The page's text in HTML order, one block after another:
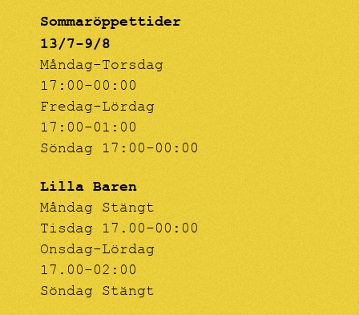
Sommaröppettider
13/7-9/8
Måndag-Torsdag
17:00-00:00
Fredag-Lördag
17:00-01:00
Söndag 17:00-00:00
Lilla Baren
Måndag Stängt
Tisdag 17.00-00:00
Onsdag-Lördag
17.00-02:00
Söndag Stängt